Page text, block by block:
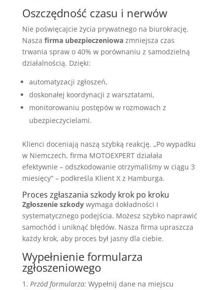
Oszczędność czasu i nerwów
Nie poświęcajcie życia prywatnego na biurokrację.
Nasza firma ubezpieczeniowazmniejsza czas
trwania spraw o 40% w porównaniu z samodzielną
działalnością. Dzięki:
automatyzacji zgłoszeń,
doskonałej koordynacji z warsztatami,
monitorowaniu postępów w rozmowach z
ubezpieczycielami.
Klienci doceniają naszą szybką reakcję. „Po wypadku
w Niemczech, firma MOTOEXPERT działała
efektywnie – odszkodowanie otrzymaliśmy w ciągu 3
miesięcy” – podkreśla Klient X z Hamburga.
Proces zgłaszania szkody krok po kroku
Zgłoszenie szkodywymaga dokładności i
systematycznego podejścia. Możesz szybko naprawić
samochód i uniknąć błędów. Nasza firma upraszcza
każdy krok, aby proces był jasny dla ciebie.
Wypełnienie formularza
zgłoszeniowego
Przód formularza: Wypełnij dane na miejscu